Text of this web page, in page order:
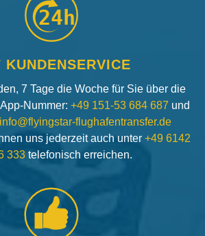
24h
KUNDENSERVICE
7 Tage die Woche für Sie über die
Nummer: +49 151-53 684 687 und
info@flyingstar-flughafentransfer.de
uns jederzeit auch unter +49 6142
333 telefonisch erreichen.